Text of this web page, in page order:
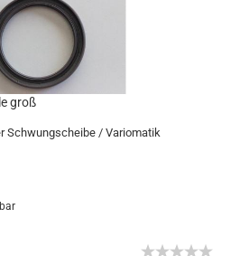
groß
Schwungscheibe / Variomatik